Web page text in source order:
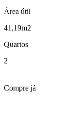
Área útil
41,19m2
Quartos
2
Compre já